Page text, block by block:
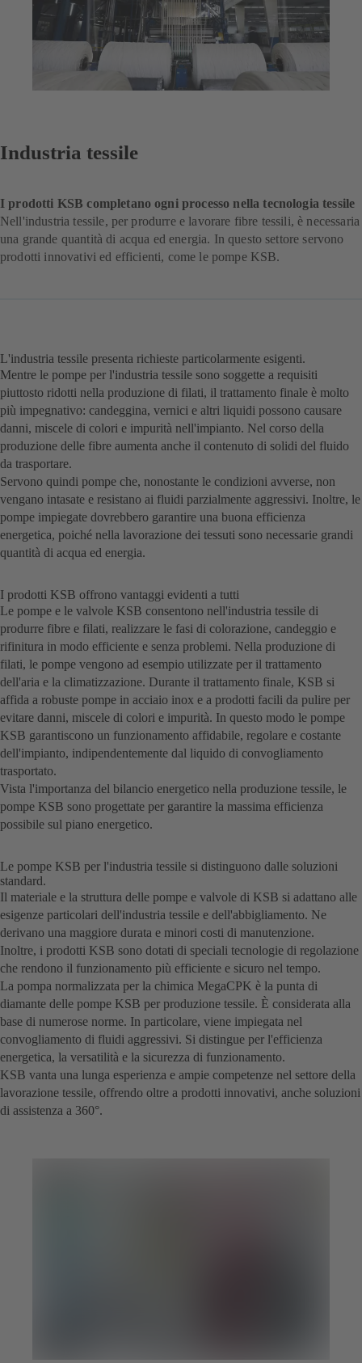
Industria tessile
I prodotti KSB completano ogni processo nella tecnologia tessile
Nell'industria tessile, per produrre e lavorare fibre tessili, è necessaria
una grande quantità di acqua ed energia. In questo settore servono
prodotti innovativi ed efficienti, come le pompe KSB.
L'industria tessile presenta richieste particolarmente esigenti.
Mentre le pompe per l'industria tessile sono soggette a requisiti
piuttosto ridotti nella produzione di filati, il trattamento finale è molto
più impegnativo: candeggina, vernici e altri liquidi possono causare
danni, miscele di colori e impurità nell'impianto. Nel corso della
produzione delle fibre aumenta anche il contenuto di solidi del fluido
da trasportare.
Servono quindi pompe che, nonostante le condizioni avverse, non
vengano intasate e resistano ai fluidi parzialmente aggressivi. Inoltre, le
pompe impiegate dovrebbero garantire una buona efficienza
energetica, poiché nella lavorazione dei tessuti sono necessarie grandi
quantità di acqua ed energia.
I prodotti KSB offrono vantaggi evidenti a tutti
Le pompe e le valvole KSB consentono nell'industria tessile di
produrre fibre e filati, realizzare le fasi di colorazione, candeggio e
rifinitura in modo efficiente e senza problemi. Nella produzione di
filati, le pompe vengono ad esempio utilizzate per il trattamento
dell'aria e la climatizzazione. Durante il trattamento finale, KSB si
affida a robuste pompe in acciaio inox e a prodotti facili da pulire per
evitare danni, miscele di colori e impurità. In questo modo le pompe
KSB garantiscono un funzionamento affidabile, regolare e costante
dell'impianto, indipendentemente dal liquido di convogliamento
trasportato.
Vista l'importanza del bilancio energetico nella produzione tessile, le
pompe KSB sono progettate per garantire la massima efficienza
possibile sul piano energetico.
Le pompe KSB per l'industria tessile si distinguono dalle soluzioni
standard.
Il materiale e la struttura delle pompe e valvole di KSB si adattano alle
esigenze particolari dell'industria tessile e dell'abbigliamento. Ne
derivano una maggiore durata e minori costi di manutenzione.
Inoltre, i prodotti KSB sono dotati di speciali tecnologie di regolazione
che rendono il funzionamento più efficiente e sicuro nel tempo.
La pompa normalizzata per la chimica MegaCPK è la punta di
diamante delle pompe KSB per produzione tessile. È considerata alla
base di numerose norme. In particolare, viene impiegata nel
convogliamento di fluidi aggressivi. Si distingue per l'efficienza
energetica, la versatilità e la sicurezza di funzionamento.
KSB vanta una lunga esperienza e ampie competenze nel settore della
lavorazione tessile, offrendo oltre a prodotti innovativi, anche soluzioni
di assistenza a 360°.